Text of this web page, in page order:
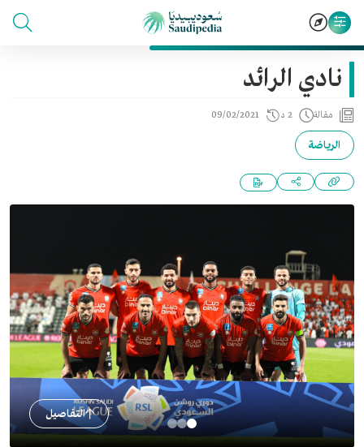
نادي الرائد
مقالة 2 د 09/02/2021
الرياضة
التفاصيل